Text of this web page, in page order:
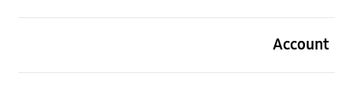
Account